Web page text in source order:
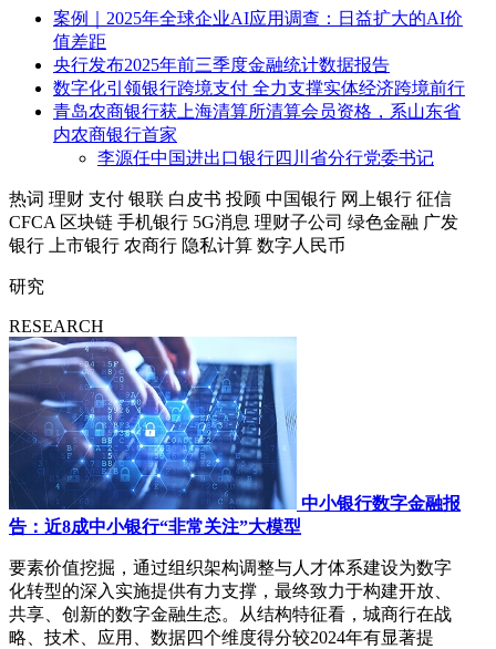
案例｜2025年全球企业AI应用调查：日益扩大的AI价
值差距
央行发布2025年前三季度金融统计数据报告
数字化引领银行跨境支付 全力支撑实体经济跨境前行
青岛农商银行获上海清算所清算会员资格，系山东省
内农商银行首家
李源任中国进出口银行四川省分行党委书记
热词 理财 支付 银联 白皮书 投顾 中国银行 网上银行 征信
CFCA 区块链 手机银行 5G消息 理财子公司 绿色金融 广发
银行
上市银行 农商行 隐私计算 数字人民币
研究
RESEARCH
中小银行数字金融报
告：近8成中小银行“非常关注”大模型
要素价值挖掘，通过组织架构调整与人才体系建设为数字
化转型的深入实施提供有力支撑，最终致力于构建开放、
共享、创新的数字金融生态。从结构特征看，城商行在战
略、技术、应用、数据四个维度得分较2024年有显著提